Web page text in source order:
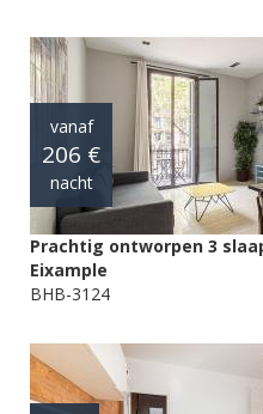
vanaf
206 €
nacht
Prachtig ontworpen 3
Eixample
BHB-3124